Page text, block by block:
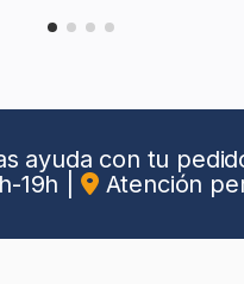
ayuda con tu
19h Atención